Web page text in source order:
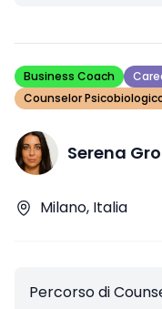
Business Coach
Counselor
Serena
Milano, Italia
Percorso di